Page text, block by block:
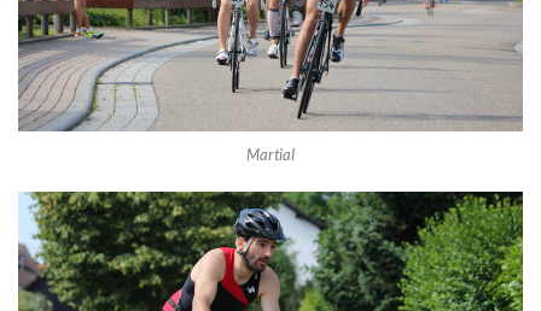
Martial